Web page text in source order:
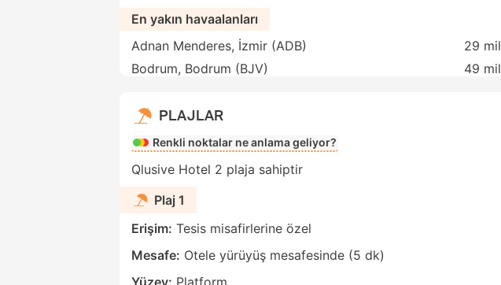
En yakın havaalanları
Adnan Menderes, İzmir (ADB)
29 mil
Bodrum, Bodrum (BJV)
49 mil
PLAJLAR
Renkli noktalar ne anlama geliyor?
Qlusive Hotel 2 plaja sahiptir
Plaj 1
Erişim: Tesis misafirlerine özel
Mesafe: Otele yürüyüş mesafesinde (5 dk)
Yüzey: Platform